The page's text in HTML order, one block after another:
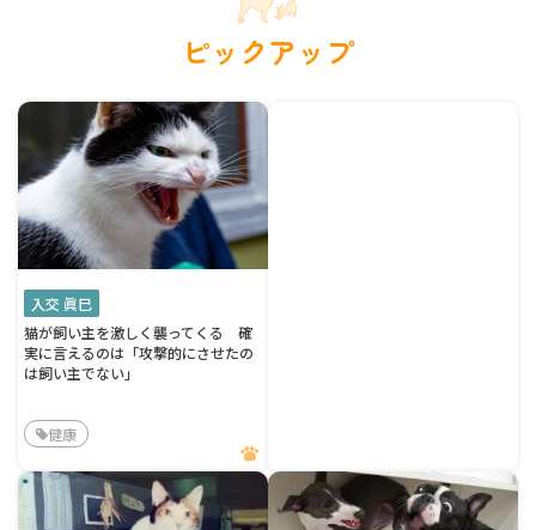
ピックアップ
入交 眞巳
猫が飼い主を激しく襲ってくる 確
実に言えるのは「攻撃的にさせたの
は飼い主でない」
健康